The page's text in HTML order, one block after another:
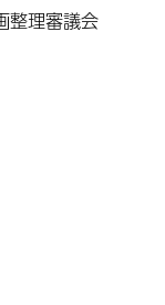
整理審議会